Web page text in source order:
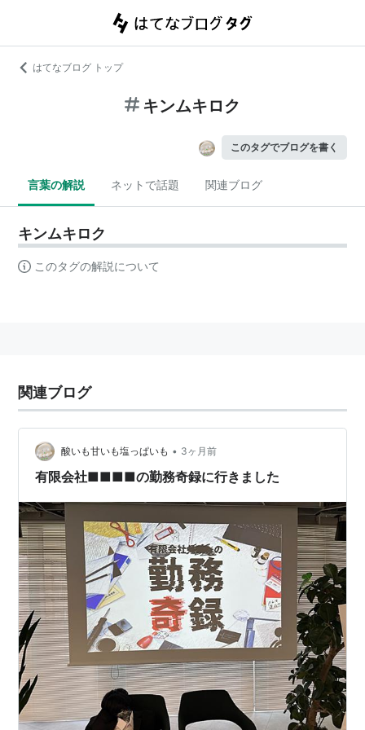
はてなブログ トップ
キンムキロク
このタグでブログを書く
言葉の解説 ネットで話題 関連ブログ
キンムキロク
このタグの解説について
関連ブログ
酸いも甘いも塩っぱいも • 3ヶ月前
有限会社■■■■の勤務奇録に行きました